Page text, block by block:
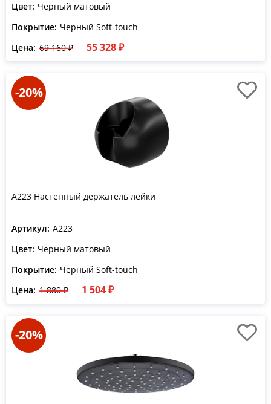
Цвет: Черный матовый
Покрытие: Черный Soft-touch
Цена: 69 160 ₽ 55 328 ₽
-20%
A223 Настенный держатель лейки
Артикул: A223
Цвет: Черный матовый
Покрытие: Черный Soft-touch
Цена: 1 880 ₽ 1 504 ₽
-20%